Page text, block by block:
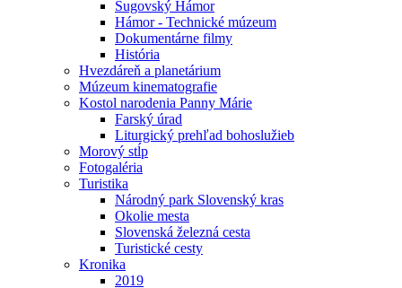
Šugovský Hámor
Hámor - Technické múzeum
Dokumentárne filmy
História
Hvezdáreň a planetárium
Múzeum kinematografie
Kostol narodenia Panny Márie
Farský úrad
Liturgický prehľad bohoslužieb
Morový stĺp
Fotogaléria
Turistika
Národný park Slovenský kras
Okolie mesta
Slovenská železná cesta
Turistické cesty
Kronika
2019